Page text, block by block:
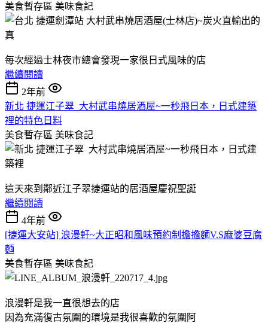
美食暫存區 美味食記
每次經過士林夜市總會發現一家很日式風味的店
繼續閱讀
2年前
新北 捷運江子翠 大村武串燒居酒屋~一秒飛日本，日式建築
裡的特色日料
美食暫存區 美味食記
這天來到鄰近江子翠捷運站的居酒屋慶祝聖誕
繼續閱讀
4年前
[捷運大安站] 浪漫軒~大正昭和風味預約制擔擔麵V.S麻婆豆腐
麵
美食暫存區 美味食記
浪漫軒是我一直很想去的店
因為充滿復古氛圍的環境是我很喜歡的氛圍阿